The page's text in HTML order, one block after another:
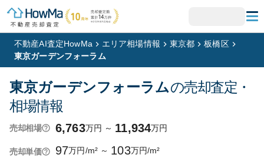
不動産AI査定HowMa エリア相場情報 東京都
板橋区
東京ガーデンフォーラム
東京ガーデンフォーラムの売却査定・
相場情報
売却相場 6,763万円 ～ 11,934万円
売却単価 97万円/m² ～ 103万円/m²